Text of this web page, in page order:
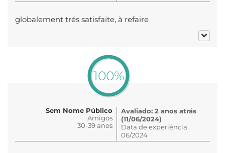
globalement trés satisfaite, à refaire
100%
Sem Nome Público
Amigos
30-39 anos
Avaliado: 2 anos atrás
(11/06/2024)
Data de experiência:
06/2024